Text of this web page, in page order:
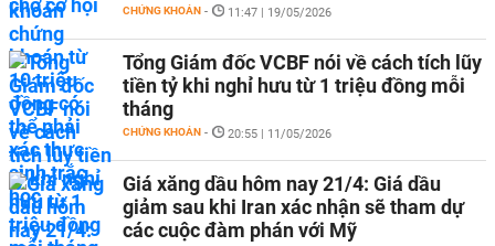
CHỨNG KHOÁN - 11:47 | 19/05/2026
Tổng Giám đốc VCBF nói về cách tích lũy
tiền tỷ khi nghỉ hưu từ 1 triệu đồng mỗi
tháng
CHỨNG KHOÁN - 20:55 | 11/05/2026
Giá xăng dầu hôm nay 21/4: Giá dầu
giảm sau khi Iran xác nhận sẽ tham dự
các cuộc đàm phán với Mỹ